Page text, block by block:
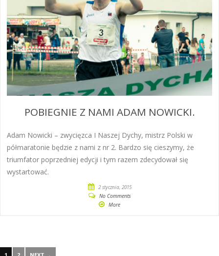
POBIEGNIE Z NAMI ADAM NOWICKI.
Adam Nowicki – zwycięzca I Naszej Dychy, mistrz Polski w
półmaratonie będzie z nami z nr 2. Bardzo się cieszymy, że
triumfator poprzedniej edycji i tym razem zdecydował się
wystartować.
2 stycznia, 2015
No Comments
More